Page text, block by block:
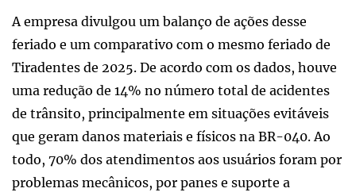
A empresa divulgou um balanço de ações desse
feriado e um comparativo com o mesmo feriado de
Tiradentes de 2025. De acordo com os dados, houve
uma redução de 14% no número total de acidentes
de trânsito, principalmente em situações evitáveis
que geram danos materiais e físicos na BR-040. Ao
todo, 70% dos atendimentos aos usuários foram por
problemas mecânicos, por panes e suporte a